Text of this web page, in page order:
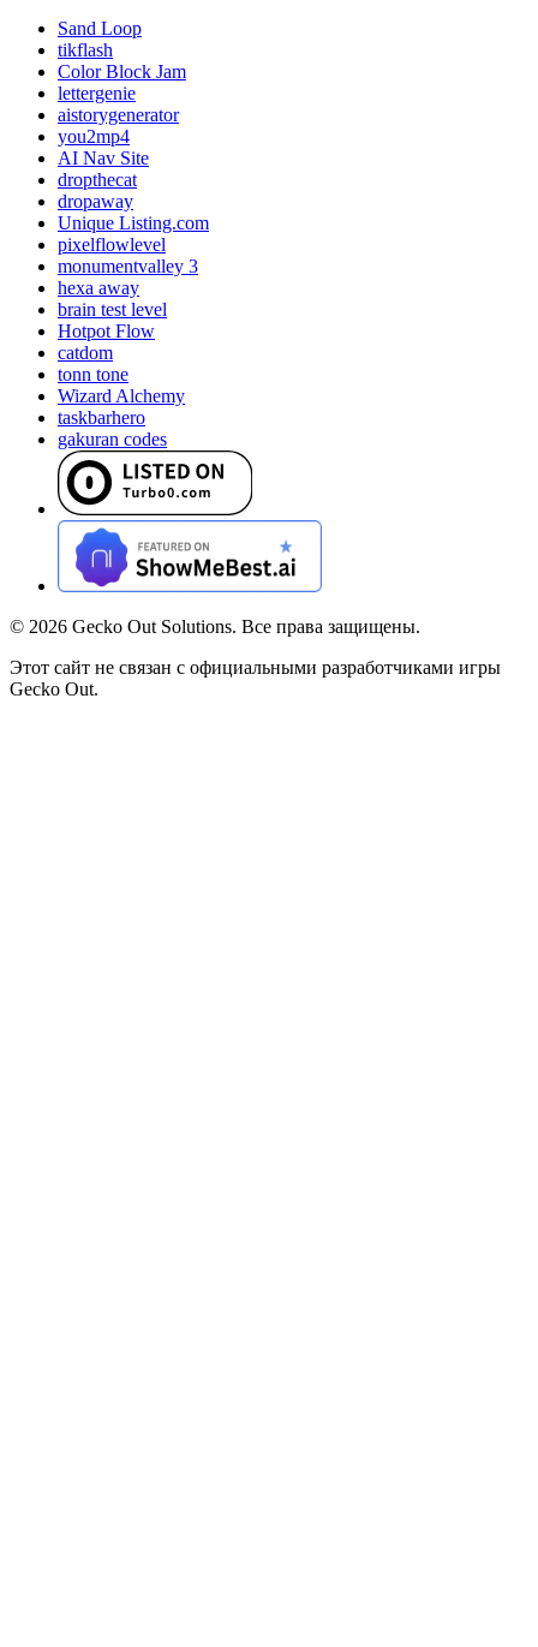
Sand Loop
tikflash
Color Block Jam
lettergenie
aistorygenerator
you2mp4
AI Nav Site
dropthecat
dropaway
Unique Listing.com
pixelflowlevel
monumentvalley 3
hexa away
brain test level
Hotpot Flow
catdom
tonn tone
Wizard Alchemy
taskbarhero
gakuran codes
© 2026 Gecko Out Solutions. Все права защищены.
Этот сайт не связан с официальными разработчиками игры
Gecko Out.